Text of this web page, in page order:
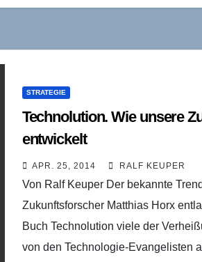
STRATEGIE
Technolution. Wie unsere
entwickelt
APR. 25, 2014 RALF KEUPER
Von Ralf Keuper Der bekannte
Zukunftsforscher Matthias Horx
Buch Technolution viele der
von den Technologie-Evangelisten